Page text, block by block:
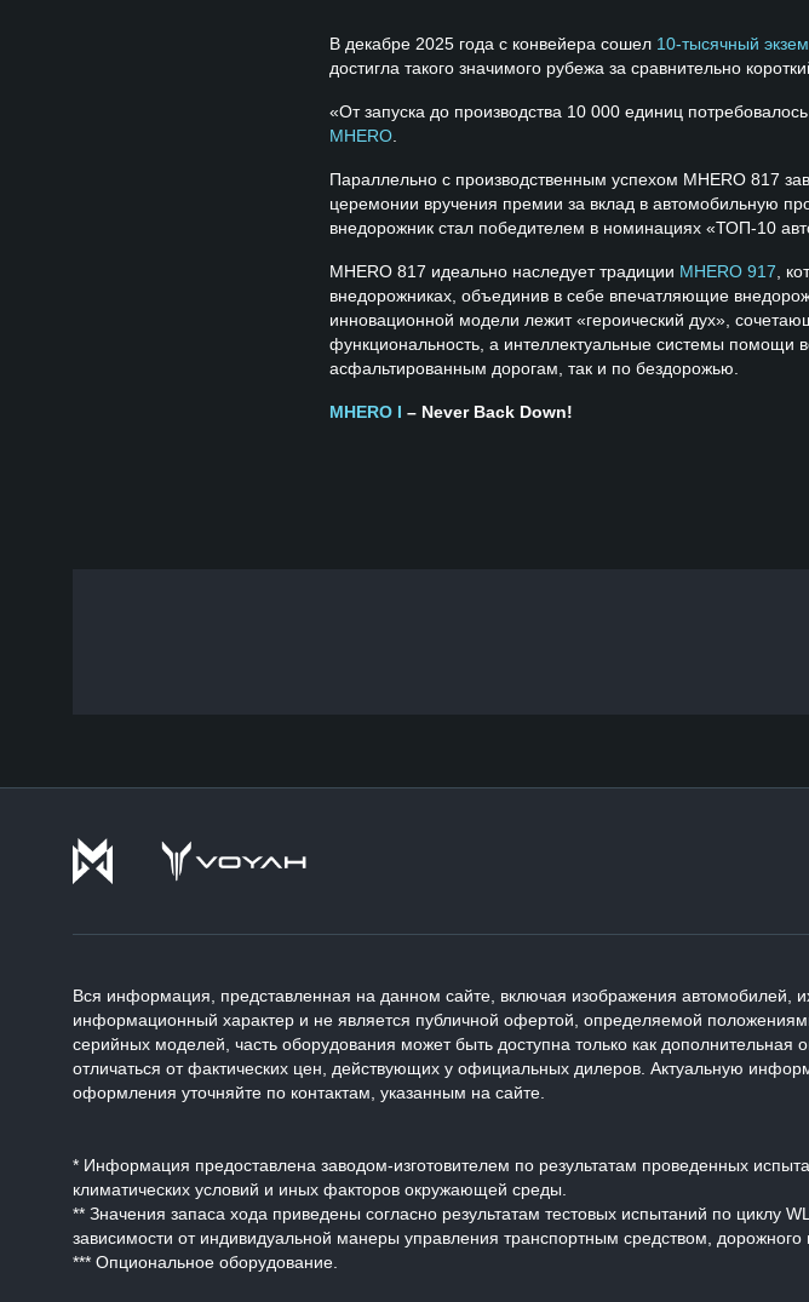
В декабре 2025 года с конвейера сошел 10-тысячный
достигла такого значимого рубежа за сравнительно
«От запуска до производства 10 000 единиц
MHERO
Параллельно с производственным успехом MHERO 817
церемонии вручения премии за вклад в автомобильную
внедорожник стал победителем в номинациях «ТОП-10
MHERO 817 идеально наследует традиции MHERO 917 ,
внедорожниках, объединив в себе впечатляющие
инновационной модели лежит «героический дух»,
функциональность, а интеллектуальные системы помощи
асфальтированным дорогам, так и по бездорожью.
MHERO I – Never Back Down!
Вся информация, представленная на данном сайте, включая изображения автомобилей,
информационный характер и не является публичной офертой, определяемой
серийных моделей, часть оборудования может быть доступна только как
отличаться от фактических цен, действующих у официальных дилеров. Актуальную
оформления уточняйте по контактам, указанным на сайте.
* Информация предоставлена заводом-изготовителем по результатам проведенных
климатических условий и иных факторов окружающей среды.
** Значения запаса хода приведены согласно результатам тестовых испытаний по циклу
зависимости от индивидуальной манеры управления транспортным средством,
*** Опциональное оборудование.